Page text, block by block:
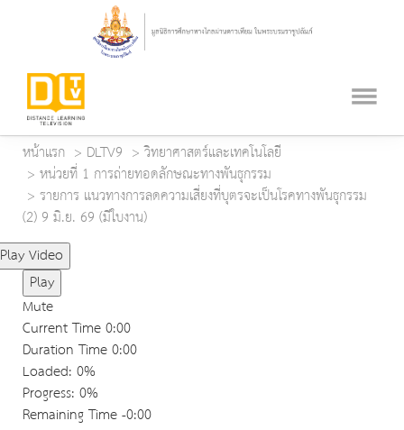
หน้าแรก DLTV9
วิทยาศาสตร์และเทคโนโลยี
หน่วยที่ 1 การถ่ายทอดลักษณะทางพันธุกรรม
รายการ แนวทางการลดความเสี่ยงที่บุตรจะเป็นโรคทางพันธุกรรม
(2) 9 มิ.ย. 69 (มีใบงาน)
Play Video
Play
Mute
Current Time0:00
Duration Time0:00
Loaded: 0%
Progress: 0%
Remaining Time-0:00